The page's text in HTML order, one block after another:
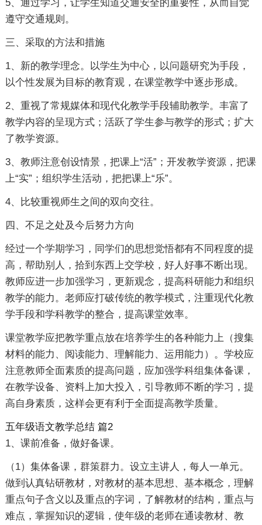
5、通过学习，让学生知道交通安全的重要性，从而自觉
遵守交通规则。
三、采取的方法和措施
1、新的教学理念。以学生为中心，以问题研究为手段，
以个性发展为目标的教育观，在课堂教学中逐步形成。
2、重视了常规媒体和现代化教学手段辅助教学。丰富了
教学内容的呈现方式；活跃了学生参与教学的形式；扩大
了教学资源。
3、教师注意创设情景，把课上“活”；开发教学资源，把课
上“实”；组织学生活动，把把课上“乐”。
4、比较重视师生之间的双向交往。
四、不足之处及今后努力方向
经过一个学期学习，同学们的思想觉悟都有不同程度的提
高，帮助别人，拾到东西上交学校，好人好事不断出现。
教师应进一步加强学习，更新观念，提高科研能力和组织
教学的能力。老师应打破传统的教学模式，注重现代化教
学手段和学科教学的整合，提高课堂效率。
课堂教学应把教学重点放在培养学生的各种能力上（搜集
材料的能力、阅读能力、理解能力、运用能力）。学校应
注意教师全面素质的提高问题，应加强学科组集体备课，
在教学设备、资料上加大投入，引导教师不断的学习，提
高自身素质，这样会更有利于全面提高教学质量。
五年级语文教学总结 篇2
1、课前准备，做好备课。
（1）集体备课，群策群力。设立主讲人，每人一单元。
做到认真钻研教材，对教材的基本思想、基本概念，理解
重点句子含义以及重点的字词，了解教材的结构，重点与
难点，掌握知识的逻辑，使年级的老师在通读教材、教